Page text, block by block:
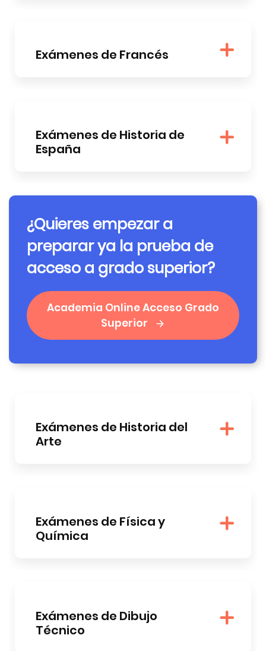
Exámenes de Francés
Exámenes de Historia de
España
¿Quieres empezar a
preparar ya la prueba de
acceso a grado superior?
Academia Online Acceso Grado
Superior
Exámenes de Historia del
Arte
Exámenes de Física y
Química
Exámenes de Dibujo
Técnico